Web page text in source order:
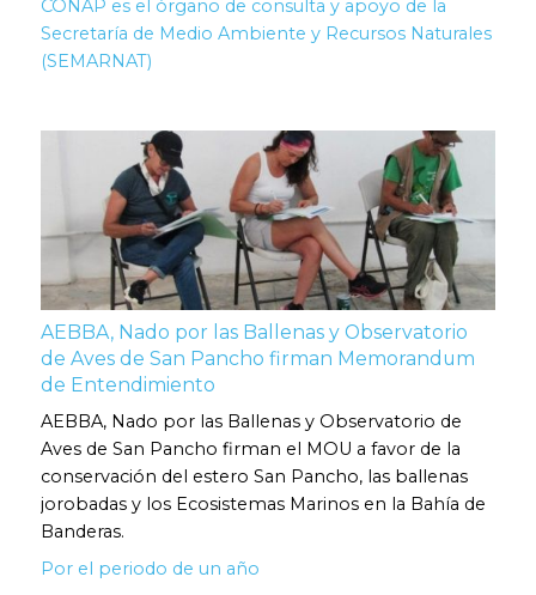
CONAP es el órgano de consulta y apoyo de la
Secretaría de Medio Ambiente y Recursos Naturales
(SEMARNAT)
AEBBA, Nado por las Ballenas y Observatorio
de Aves de San Pancho firman Memorandum
de Entendimiento
AEBBA, Nado por las Ballenas y Observatorio de
Aves de San Pancho firman el MOU a favor de la
conservación del estero San Pancho, las ballenas
jorobadas y los Ecosistemas Marinos en la Bahía de
Banderas.
Por el periodo de un año